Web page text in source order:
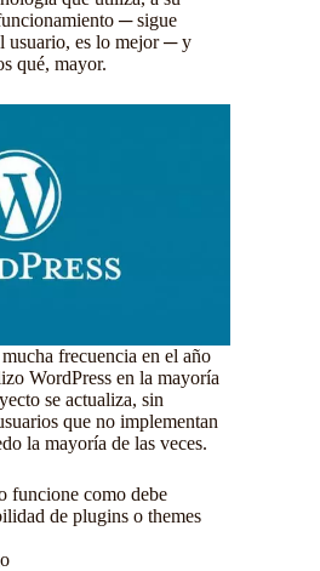
─ sigue
usuario, es lo mejor ─ y
qué, mayor.
frecuencia en el año
WordPress en la mayoría
se actualiza, sin
que no implementan
la mayoría de las veces.
funcione como debe
de plugins o themes